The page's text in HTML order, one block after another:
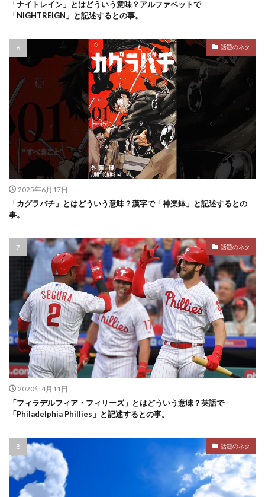
「ナイトレイン」とはどういう意味？アルファベットで
「NIGHTREIGN」と記述するとの事。
話題のネタ
2025年6月17日
「カグラバチ」とはどういう意味？漢字で「神楽鉢」と記述するとの
事。
話題のネタ
2020年4月11日
「フィラデルフィア・フィリーズ」とはどういう意味？英語で
「Philadelphia Phillies」と記述するとの事。
話題のネタ